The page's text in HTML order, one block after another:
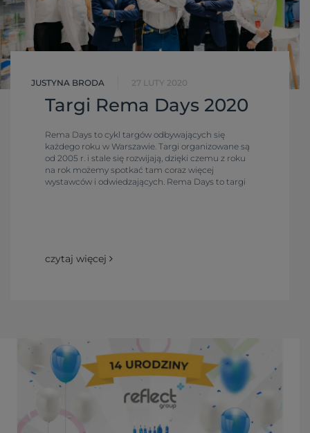
JUSTYNA BRODA 27 LUTY 2020
Targi Rema Days 2020
Rema Days to cykl targów odbywających się
każdego roku w Warszawie. Targi organizowane są
od 2005 r. i stale się rozwijają, dzięki czemu z roku
na rok możemy spotkać tam coraz więcej
wystawców i odwiedzających. Rema Days to targi
czytaj więcej